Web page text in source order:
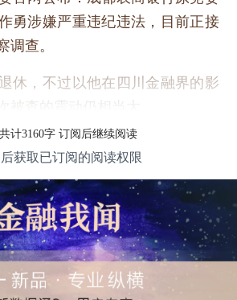
勇涉嫌严重违纪违法，目前正接
调查。
，不过以他在四川金融界的影
被查的震动仍相当大。
计3160字 订阅后继续阅读
后获取已订阅的阅读权限